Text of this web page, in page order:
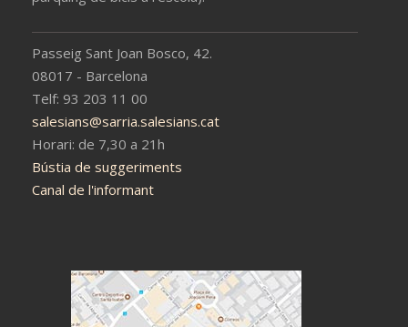
Passeig Sant Joan Bosco, 42.
08017 - Barcelona
Telf: 93 203 11 00
salesians@sarria.salesians.cat
Horari: de 7,30 a 21h
Bústia de suggeriments
Canal de l'informant